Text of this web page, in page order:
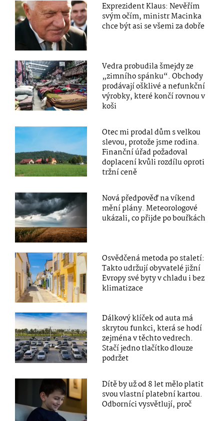
Exprezident Klaus: Nevěřím
svým očím, ministr Macinka
chce být asi se všemi za dobře
Vedra probudila šmejdy ze
„zimního spánku“. Obchody
prodávají ošklivé a nefunkční
výrobky, které končí rovnou v
koši
Otec mi prodal dům s velkou
slevou, protože jsme rodina.
Finanční úřad požadoval
doplacení kvůli rozdílu oproti
tržní ceně
Nová předpověď na víkend
mění plány. Meteorologové
ukázali, co přijde po bouřkách
Osvědčená metoda po staletí:
Takto udržují obyvatelé jižní
Evropy své byty v chladu i bez
klimatizace
Dálkový klíček od auta má
skrytou funkci, která se hodí
zejména v těchto vedrech.
Stačí jedno tlačítko dlouze
podržet
Dítě by už od 8 let mělo platit
svou vlastní platební kartou.
Odborníci vysvětlují, proč